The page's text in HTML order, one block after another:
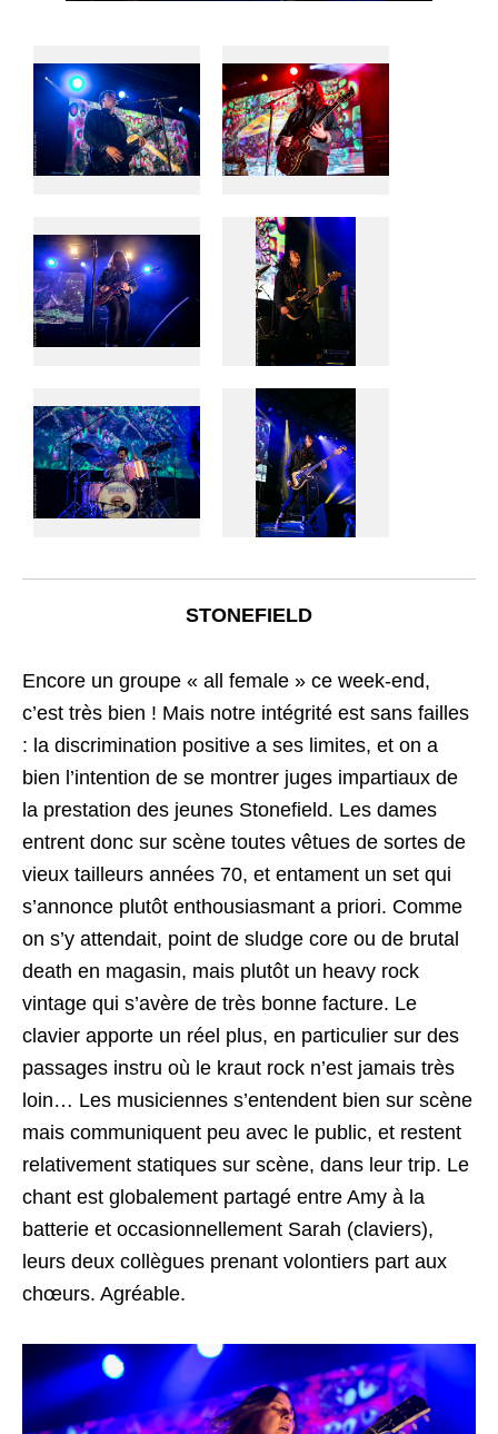
STONEFIELD
Encore un groupe « all female » ce week-end,
c’est très bien ! Mais notre intégrité est sans failles
: la discrimination positive a ses limites, et on a
bien l’intention de se montrer juges impartiaux de
la prestation des jeunes Stonefield. Les dames
entrent donc sur scène toutes vêtues de sortes de
vieux tailleurs années 70, et entament un set qui
s’annonce plutôt enthousiasmant a priori. Comme
on s’y attendait, point de sludge core ou de brutal
death en magasin, mais plutôt un heavy rock
vintage qui s’avère de très bonne facture. Le
clavier apporte un réel plus, en particulier sur des
passages instru où le kraut rock n’est jamais très
loin… Les musiciennes s’entendent bien sur scène
mais communiquent peu avec le public, et restent
relativement statiques sur scène, dans leur trip. Le
chant est globalement partagé entre Amy à la
batterie et occasionnellement Sarah (claviers),
leurs deux collègues prenant volontiers part aux
chœurs. Agréable.